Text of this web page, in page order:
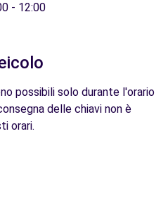
- 12:00
possibili solo durante l'orario
delle chiavi non è
orari.